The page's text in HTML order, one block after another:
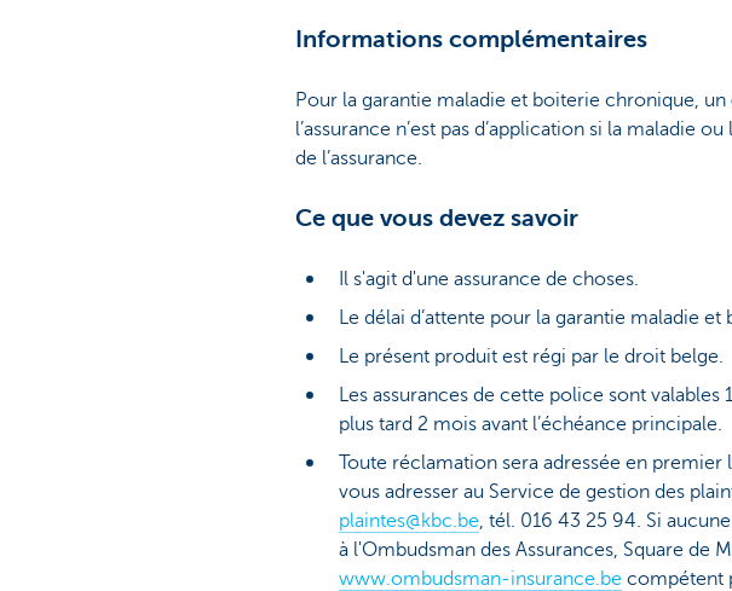
Informations complémentaires
Pour la garantie maladie et boiterie chronique, un
l’assurance n’est pas d’application si la maladie
de l’assurance.
Ce que vous devez savoir
Il s'agit d'une assurance de choses.
Le délai d’attente pour la garantie maladie
Le présent produit est régi par le droit belge.
Les assurances de cette police sont
plus tard 2 mois avant l’échéance principale.
Toute réclamation sera adressée en
vous adresser au Service de gestion des
plaintes@kbc.be, tél. 016 43 25 94. Si
à l'Ombudsman des Assurances, Square de
www.ombudsman-insurance.be compétent